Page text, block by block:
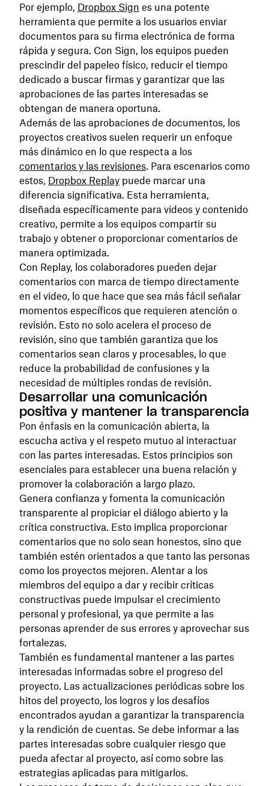
Por ejemplo, Dropbox Sign es una potente
herramienta que permite a los usuarios enviar
documentos para su firma electrónica de forma
rápida y segura. Con Sign, los equipos pueden
prescindir del papeleo físico, reducir el tiempo
dedicado a ‌buscar firmas y garantizar que las
aprobaciones de las partes interesadas se
obtengan de manera oportuna.
Además de las aprobaciones de documentos, los
proyectos creativos suelen requerir un enfoque
más dinámico en lo que respecta a los
comentarios y las revisiones. Para escenarios como
estos, Dropbox Replay puede marcar una
diferencia significativa. Esta herramienta,
diseñada específicamente para videos y contenido
creativo, permite a los equipos compartir su
trabajo y obtener o proporcionar comentarios de
manera optimizada.
Con Replay, los colaboradores pueden dejar
comentarios con marca de tiempo directamente
en el video, lo que hace que sea más fácil señalar
momentos específicos que requieren atención o
revisión. Esto no solo acelera el proceso de
revisión, sino que también garantiza que los
comentarios sean claros y procesables, lo que
reduce la probabilidad de confusiones y la
necesidad de múltiples rondas de revisión.
Desarrollar una comunicación
positiva y mantener la transparencia
Pon énfasis en la comunicación abierta, la
escucha activa y el respeto mutuo al interactuar
con las partes interesadas. Estos principios son
esenciales para establecer una buena relación y
promover la colaboración a largo plazo.
Genera confianza y fomenta la comunicación
transparente al propiciar el diálogo abierto y la
crítica constructiva. Esto implica proporcionar
comentarios que no solo sean honestos, sino que
también estén orientados a que tanto las personas
como los proyectos mejoren. Alentar a los
miembros del equipo a dar y recibir críticas
constructivas puede impulsar el crecimiento
personal y profesional, ya que permite a las
personas aprender de sus errores y aprovechar sus
fortalezas.
También es fundamental mantener a las partes
interesadas informadas sobre el progreso del
proyecto. Las actualizaciones periódicas sobre los
hitos del proyecto, los logros y los desafíos
encontrados ayudan a garantizar la transparencia
y la rendición de cuentas. Se debe informar a las
partes interesadas sobre cualquier riesgo que
pueda afectar al proyecto, así como sobre las
estrategias aplicadas para mitigarlos.